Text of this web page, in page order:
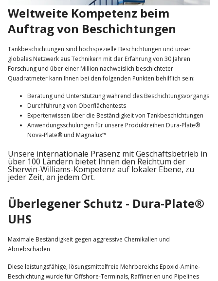
Weltweite Kompetenz beim
Auftrag von Beschichtungen
Tankbeschichtungen sind hochspezielle Beschichtungen und unser
globales Netzwerk aus Technikern mit der Erfahrung von 30 Jahren
Forschung und über einer Million nachweislich beschichteter
Quadratmeter kann Ihnen bei den folgenden Punkten behilflich sein:
Beratung und Unterstützung während des Beschichtungsvorgangs
Durchführung von Oberflächentests
Expertenwissen über die Beständigkeit von Tankbeschichtungen
Anwendungsschulungen für unsere Produktreihen Dura-Plate®
Nova-Plate® und Magnalux™
Unsere internationale Präsenz mit Geschäftsbetrieb in
über 100 Ländern bietet Ihnen den Reichtum der
Sherwin-Williams-Kompetenz auf lokaler Ebene, zu
jeder Zeit, an jedem Ort.
Überlegener Schutz - Dura-Plate®
UHS
Maximale Beständigkeit gegen aggressive Chemikalien und
Abriebschäden
Diese leistungsfähige, lösungsmittelfreie Mehrbereichs Epoxid-Amine-
Beschichtung wurde für Offshore-Terminals, Raffinerien und Pipelines